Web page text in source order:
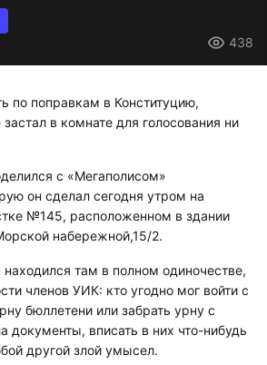
438
по поправкам в Конституцию,
в комнате для голосования ни
с «Мегаполисом»
он сделал сегодня утром на
№145, расположенном в здании
набережной,15/2.
там в полном одиночестве,
членов УИК: кто угодно мог войти с
бюллетени или забрать урну с
документы, вписать в них что-нибудь
другой злой умысел.